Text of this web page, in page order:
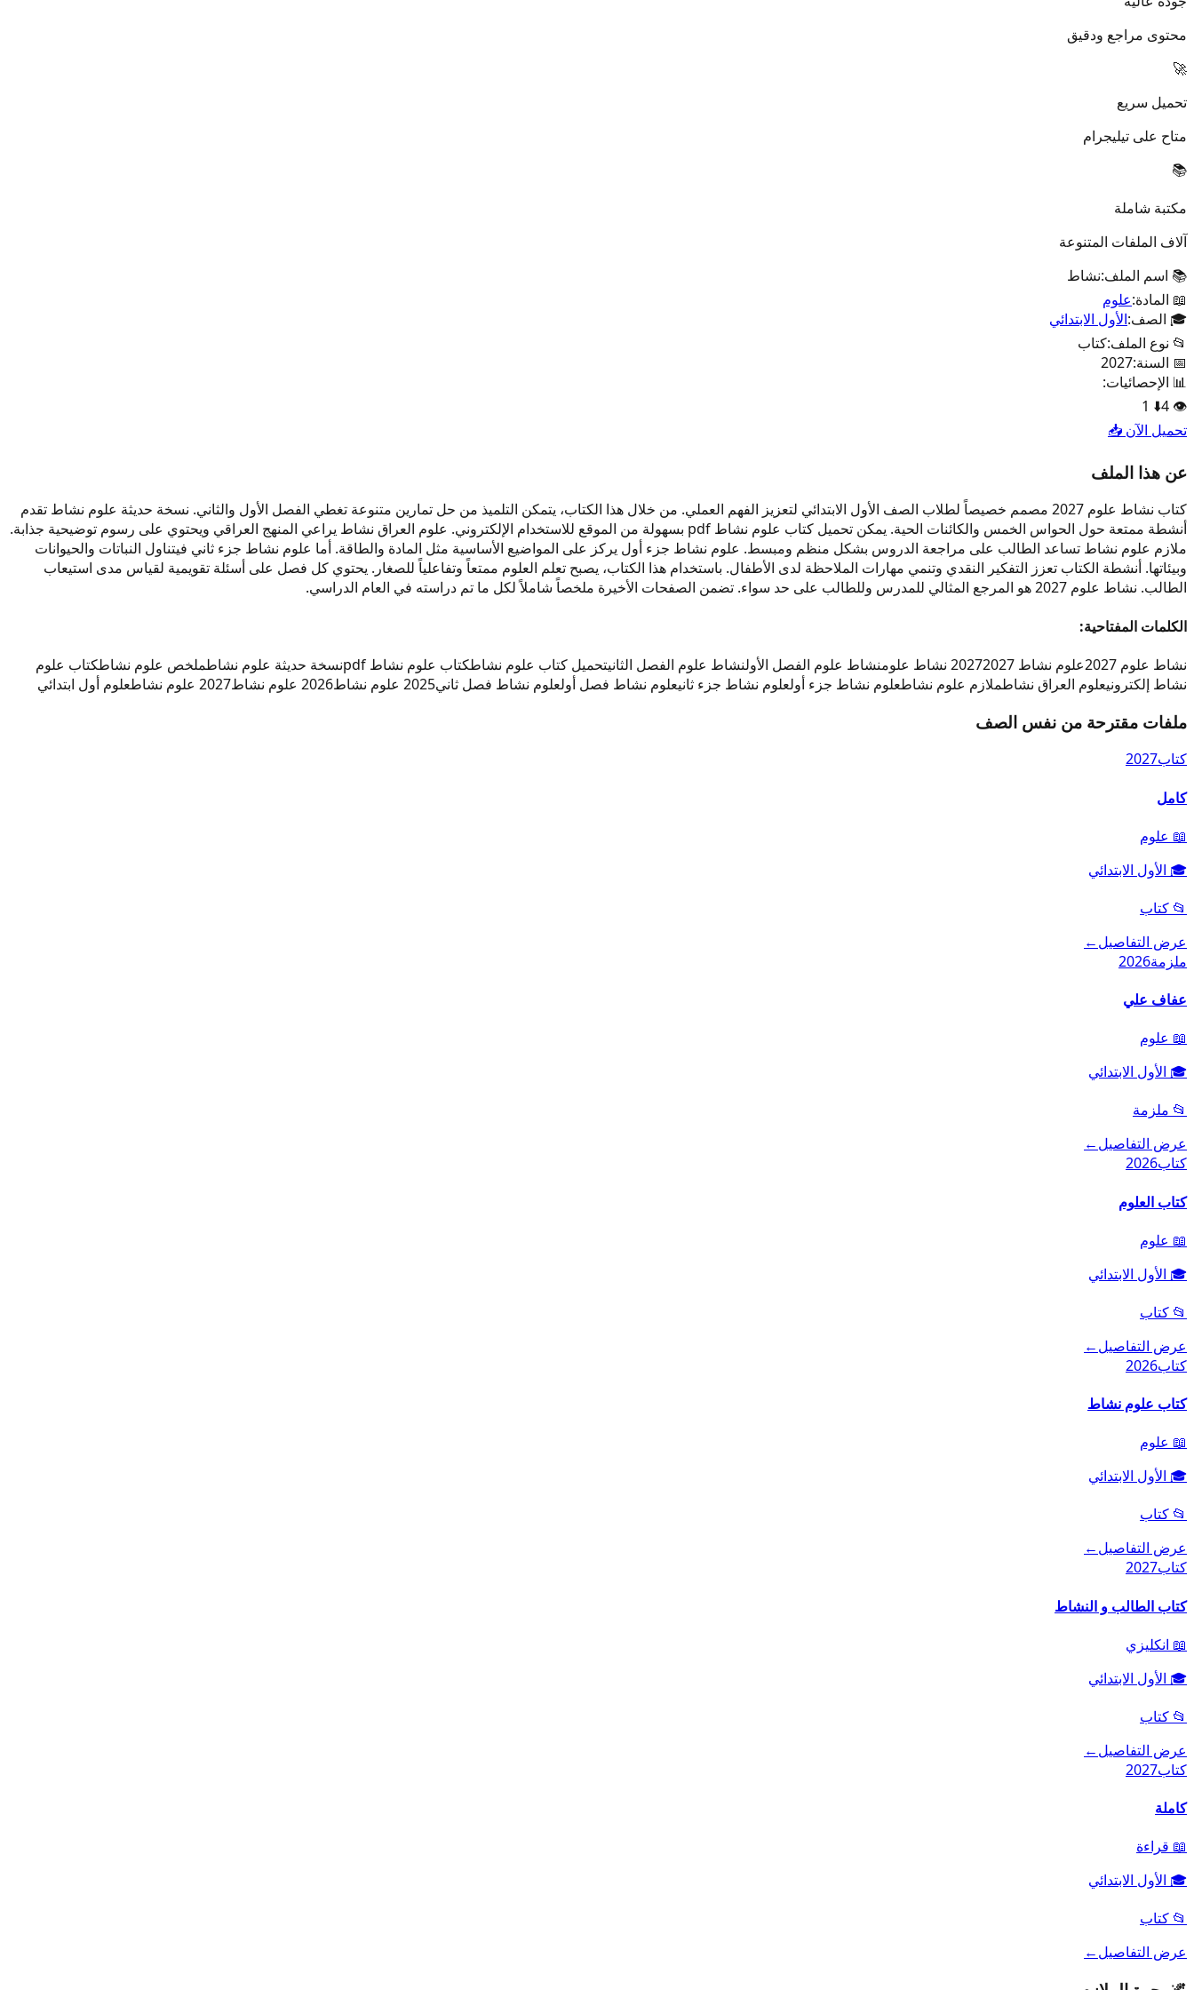
محتوى مراجع ودقيق
🚀
تحميل سريع
متاح على تيليجرام
📚
مكتبة شاملة
آلاف الملفات المتنوعة
📚 اسم الملف:نشاط
📖 المادة:علوم
🎓 الصف:الأول الابتدائي
📂 نوع الملف:كتاب
📅 السنة:2027
📊 الإحصائيات:
👁️
4
⬇️
1
تحميل الآن 📥
عن هذا الملف
كتاب نشاط علوم 2027 مصمم خصيصاً لطلاب الصف الأول الابتدائي لتعزيز الفهم العملي. من خلال هذا الكتاب، يتمكن التلميذ من حل تمارين متنوعة تغطي الفصل الأول والثاني. نسخة حديثة علوم نشاط تقدم
أنشطة ممتعة حول الحواس الخمس والكائنات الحية. يمكن تحميل كتاب علوم نشاط pdf بسهولة من الموقع للاستخدام الإلكتروني. علوم العراق نشاط يراعي المنهج العراقي ويحتوي على رسوم توضيحية جذابة.
ملازم علوم نشاط تساعد الطالب على مراجعة الدروس بشكل منظم ومبسط. علوم نشاط جزء أول يركز على المواضيع الأساسية مثل المادة والطاقة. أما علوم نشاط جزء ثاني فيتناول النباتات والحيوانات
وبيئاتها. أنشطة الكتاب تعزز التفكير النقدي وتنمي مهارات الملاحظة لدى الأطفال. باستخدام هذا الكتاب، يصبح تعلم العلوم ممتعاً وتفاعلياً للصغار. يحتوي كل فصل على أسئلة تقويمية لقياس مدى استيعاب
الطالب. نشاط علوم 2027 هو المرجع المثالي للمدرس وللطالب على حد سواء. تضمن الصفحات الأخيرة ملخصاً شاملاً لكل ما تم دراسته في العام الدراسي.
الكلمات المفتاحية:
نشاط علوم 2027
علوم نشاط 2027 2027 نشاط علوم نشاط علوم الفصل الأولنشاط علوم الفصل الثانيتحميل كتاب علوم نشاطكتاب علوم نشاط pdf نسخة حديثة علوم نشاطملخص علوم نشاطكتاب علوم
نشاط إلكترونيعلوم العراق نشاطملازم علوم نشاطعلوم نشاط جزء أولعلوم نشاط جزء ثانيعلوم نشاط فصل أولعلوم نشاط فصل ثاني2025 علوم نشاط 2026 علوم نشاط 2027 علوم نشاط علوم أول ابتدائي
ملفات مقترحة من نفس الصف
كتاب2027
كامل
📖 علوم
🎓 الأول الابتدائي
📂 كتاب
عرض التفاصيل←
ملزمة2026
عفاف علي
📖 علوم
🎓 الأول الابتدائي
📂 ملزمة
عرض التفاصيل←
كتاب2026
كتاب العلوم
📖 علوم
🎓 الأول الابتدائي
📂 كتاب
عرض التفاصيل←
كتاب2026
كتاب علوم نشاط
📖 علوم
🎓 الأول الابتدائي
📂 كتاب
عرض التفاصيل←
كتاب2027
كتاب الطالب و النشاط
📖 انكليزي
🎓 الأول الابتدائي
📂 كتاب
عرض التفاصيل←
كتاب2027
كاملة
📖 قراءة
🎓 الأول الابتدائي
📂 كتاب
عرض التفاصيل←